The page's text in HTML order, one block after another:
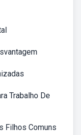
Trabalho De
Filhos Comuns